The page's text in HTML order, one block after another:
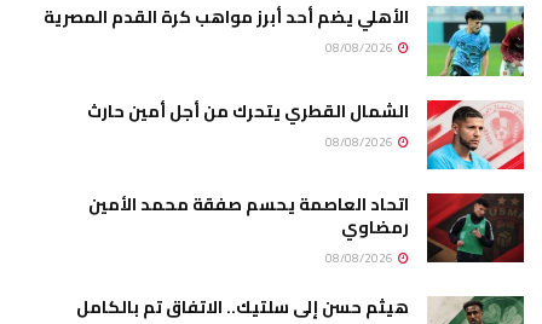
الأهلي يضم أحد أبرز مواهب كرة القدم المصرية
الشمال القطري يتحرك من أجل أمين حارث
اتحاد العاصمة يحسم صفقة محمد الأمين
رمضاوي
هيثم حسن إلى سلتيك.. الاتفاق تم بالكامل